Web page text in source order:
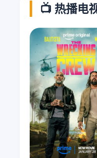
📺 热播电